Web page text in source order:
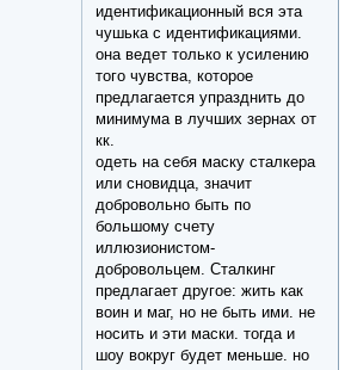
идентификационный вся эта
чушька с идентификациями.
она ведет только к усилению
того чувства, которое
предлагается упразднить до
минимума в лучших зернах от
кк.
одеть на себя маску сталкера
или сновидца, значит
добровольно быть по
большому счету
иллюзионистом-
добровольцем. Сталкинг
предлагает другое: жить как
воин и маг, но не быть ими. не
носить и эти маски. тогда и
шоу вокруг будет меньше. но